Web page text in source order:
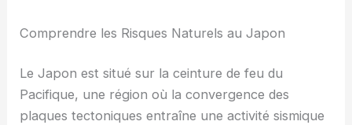
Comprendre les Risques Naturels au Japon
Le Japon est situé sur la ceinture de feu du
Pacifique, une région où la convergence des
plaques tectoniques entraîne une activité sismique